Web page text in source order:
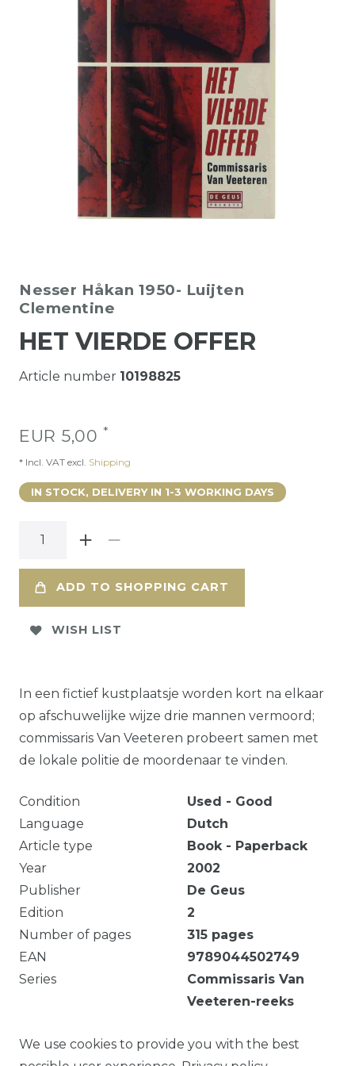
Nesser Håkan 1950- Luijten
Clementine
HET VIERDE OFFER
Article number 10198825
EUR 5,00 *
* Incl. VAT excl. Shipping
IN STOCK, DELIVERY IN 1-3 WORKING DAYS
ADD TO SHOPPING CART
WISH LIST
In een fictief kustplaatsje worden kort na elkaar
op afschuwelijke wijze drie mannen vermoord;
commissaris Van Veeteren probeert samen met
de lokale politie de moordenaar te vinden.
Condition
Used - Good
Language
Dutch
Article type
Book - Paperback
Year
2002
Publisher
De Geus
Edition
2
Number of pages
315 pages
EAN
9789044502749
Series
Commissaris Van
Veeteren-reeks
Eigendomsmerk. Verkleuring.
We use cookies to provide you with the best